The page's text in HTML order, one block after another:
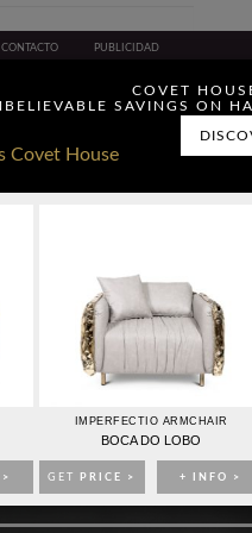
COVET
SAVINGS ON
IMPERFECTIO ARMCHAIR
BOCA DO LOBO
GET PRICE > + INFO >
CONTACTO PUBLICIDAD
DE CENTRO PARA